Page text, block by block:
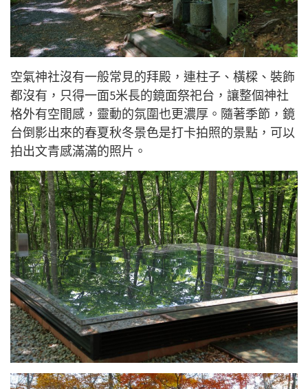
空氣神社沒有一般常見的拜殿，連柱子、橫樑、裝飾
都沒有，只得一面5米長的鏡面祭祀台，讓整個神社
格外有空間感，靈動的氛圍也更濃厚。 隨著季節， 鏡
台倒影出來的春夏秋冬景色是打卡拍照的景點，可以
拍出文青感滿滿的照片。